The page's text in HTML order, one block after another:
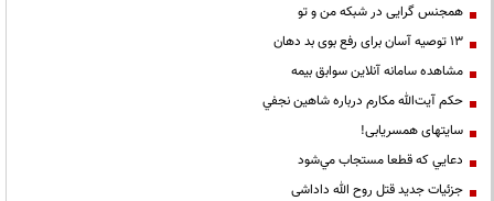
همجنس گرایی در شبکه من و تو
13 توصیه آسان برای رفع بوی بد دهان
مشاهده سامانه آنلاين سوابق بیمه
حكم آيت‌الله مكارم درباره شاهين نجفي
سایتهای همسریابی!
دعايي كه قطعا مستجاب مي‌شود
جزئیات جدید قتل روح الله داداشی